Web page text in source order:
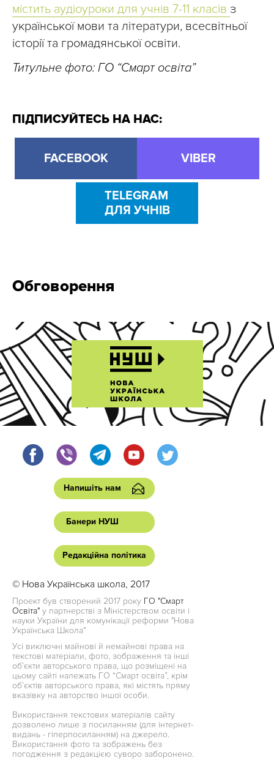
містить аудіоуроки для учнів 7-11 класів з
української мови та літератури, всесвітньої
історії та громадянської освіти.
Титульне фото: ГО “Смарт освіта”
ПІДПИСУЙТЕСЬ НА НАС:
FACEBOOK VIBER
TELEGRAM
ДЛЯ УЧНІВ
Обговорення
Напишіть нам
Банери НУШ
Редакційна політика
© Нова Українська школа, 2017
Проект був створений 2017 року ГО "Смарт
Освіта" у партнерстві з Міністерством освіти і
науки України для комунікації реформи "Нова
Українська Школа"
Усі виключні майнові й немайнові права на
текстові матеріали, фото, зображення та інші
об’єкти авторського права, що розміщені на
цьому сайті належать ГО “Смарт освіта”, крім
об’єктів авторського права, які містять пряму
вказівку на авторство іншої особи.
Використання текстових матеріалів сайту
дозволено лише з посиланням (для інтернет-
видань - гіперпосиланням) на джерело.
Використання фото та зображень без
погодження з редакцією суворо заборонено.